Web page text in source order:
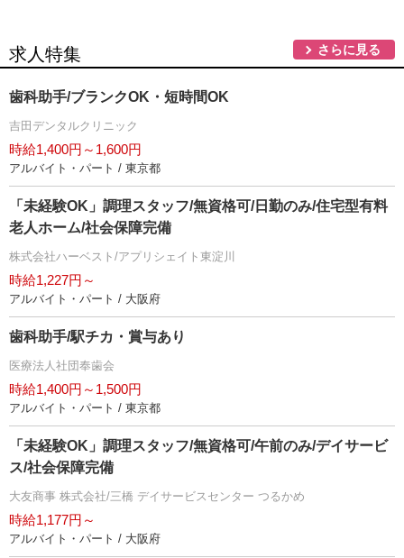
求人特集 さらに見る
歯科助手/ブランクOK・短時間OK
吉田デンタルクリニック
時給1,400円～1,600円
アルバイト・パート / 東京都
「未経験OK」調理スタッフ/無資格可/日勤のみ/住宅型有料
老人ホーム/社会保障完備
株式会社ハーベスト/アプリシェイト東淀川
時給1,227円～
アルバイト・パート / 大阪府
歯科助手/駅チカ・賞与あり
医療法人社団奉歯会
時給1,400円～1,500円
アルバイト・パート / 東京都
「未経験OK」調理スタッフ/無資格可/午前のみ/デイサービ
ス/社会保障完備
大友商事 株式会社/三橋 デイサービスセンター つるかめ
時給1,177円～
アルバイト・パート / 大阪府